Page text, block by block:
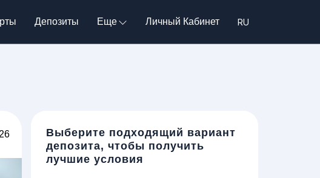
Депозиты Еще Личный Кабинет
Выберите подходящий вариант
депозита, чтобы получить
лучшие условия